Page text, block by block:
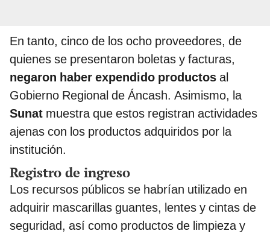
En tanto, cinco de los ocho proveedores, de
quienes se presentaron boletas y facturas,
negaron haber expendido productos al
Gobierno Regional de Áncash. Asimismo, la
Sunat muestra que estos registran actividades
ajenas con los productos adquiridos por la
institución.
Registro de ingreso
Los recursos públicos se habrían utilizado en
adquirir mascarillas guantes, lentes y cintas de
seguridad, así como productos de limpieza y